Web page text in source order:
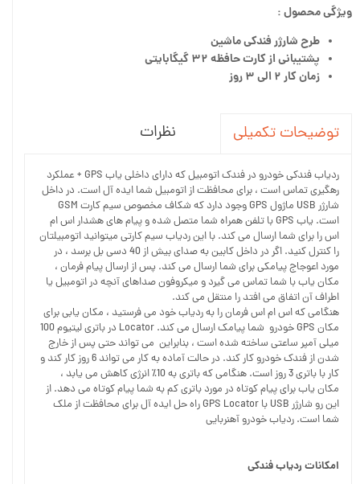
ویژگی محصول :
طرح شارژر فندکی ماشین
پشتیبانی از کارت حافظه ۳۲ گیگابایتی
زمان کار ۲ الی ۳ روز
توضیحات تکمیلی نظرات
ردیاب فندکی خودرو در فندک اتومبیل که دارای داخلی یاب GPS + عملکرد
رهگیری تماس است ، برای محافظت از اتومبیل شما ایده آل است. در داخل
شارژر USB ماژول GPS وجود دارد که شکاف مخصوص سیم کارت GSM
است. یاب GPS با تلفن همراه شما متصل شده و پیام های هشدار اس ام
اس را برای شما ارسال می کند. با این ردیاب سیم کارتی میتوانید اتومبیلتان
را کنترل کنید. اگر در داخل کابین به صدای بیش از 40 دسی بل برسد ، در
مورد اعوجاج پیامکی برای شما ارسال می کند. پس از ارسال پیام فرمان ،
مکان یاب با شما تماس می گیرد و میکروفون صداهای آنچه در اتومبیل یا
اطراف آن اتفاق می افتد را منتقل می کند.
هنگامی که اس ام اس فرمان را به ردیاب خود می فرستید ، مکان یابی برای
مکان GPS خودرو شما پیامک ارسال می کند. Locator در باتری لیتیوم 100
میلی آمپر ساعتی ساخته شده است ، بنابراین می تواند حتی پس از خارج
شدن از فندک خودرو کار کند. در حالت آماده به کار می تواند 6 روز کار کند و
کار با باتری 3 روز است. هنگامی که باتری به 10٪ انرژی کاهش می یابد ،
مکان یاب برای پیام کوتاه در مورد باتری کم به شما پیام کوتاه می دهد. از
این رو شارژر USB با GPS Locator راه حل ایده آل برای محافظت از ملک
شما است. ردیاب خودرو آهنربایی
امکانات ردیاب فندکی